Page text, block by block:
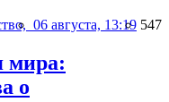
06 августа, 13:19 547
мира:
о